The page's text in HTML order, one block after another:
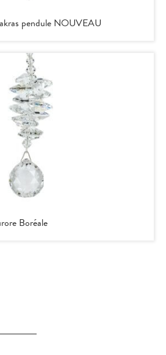
pendule NOUVEAU
Boréale